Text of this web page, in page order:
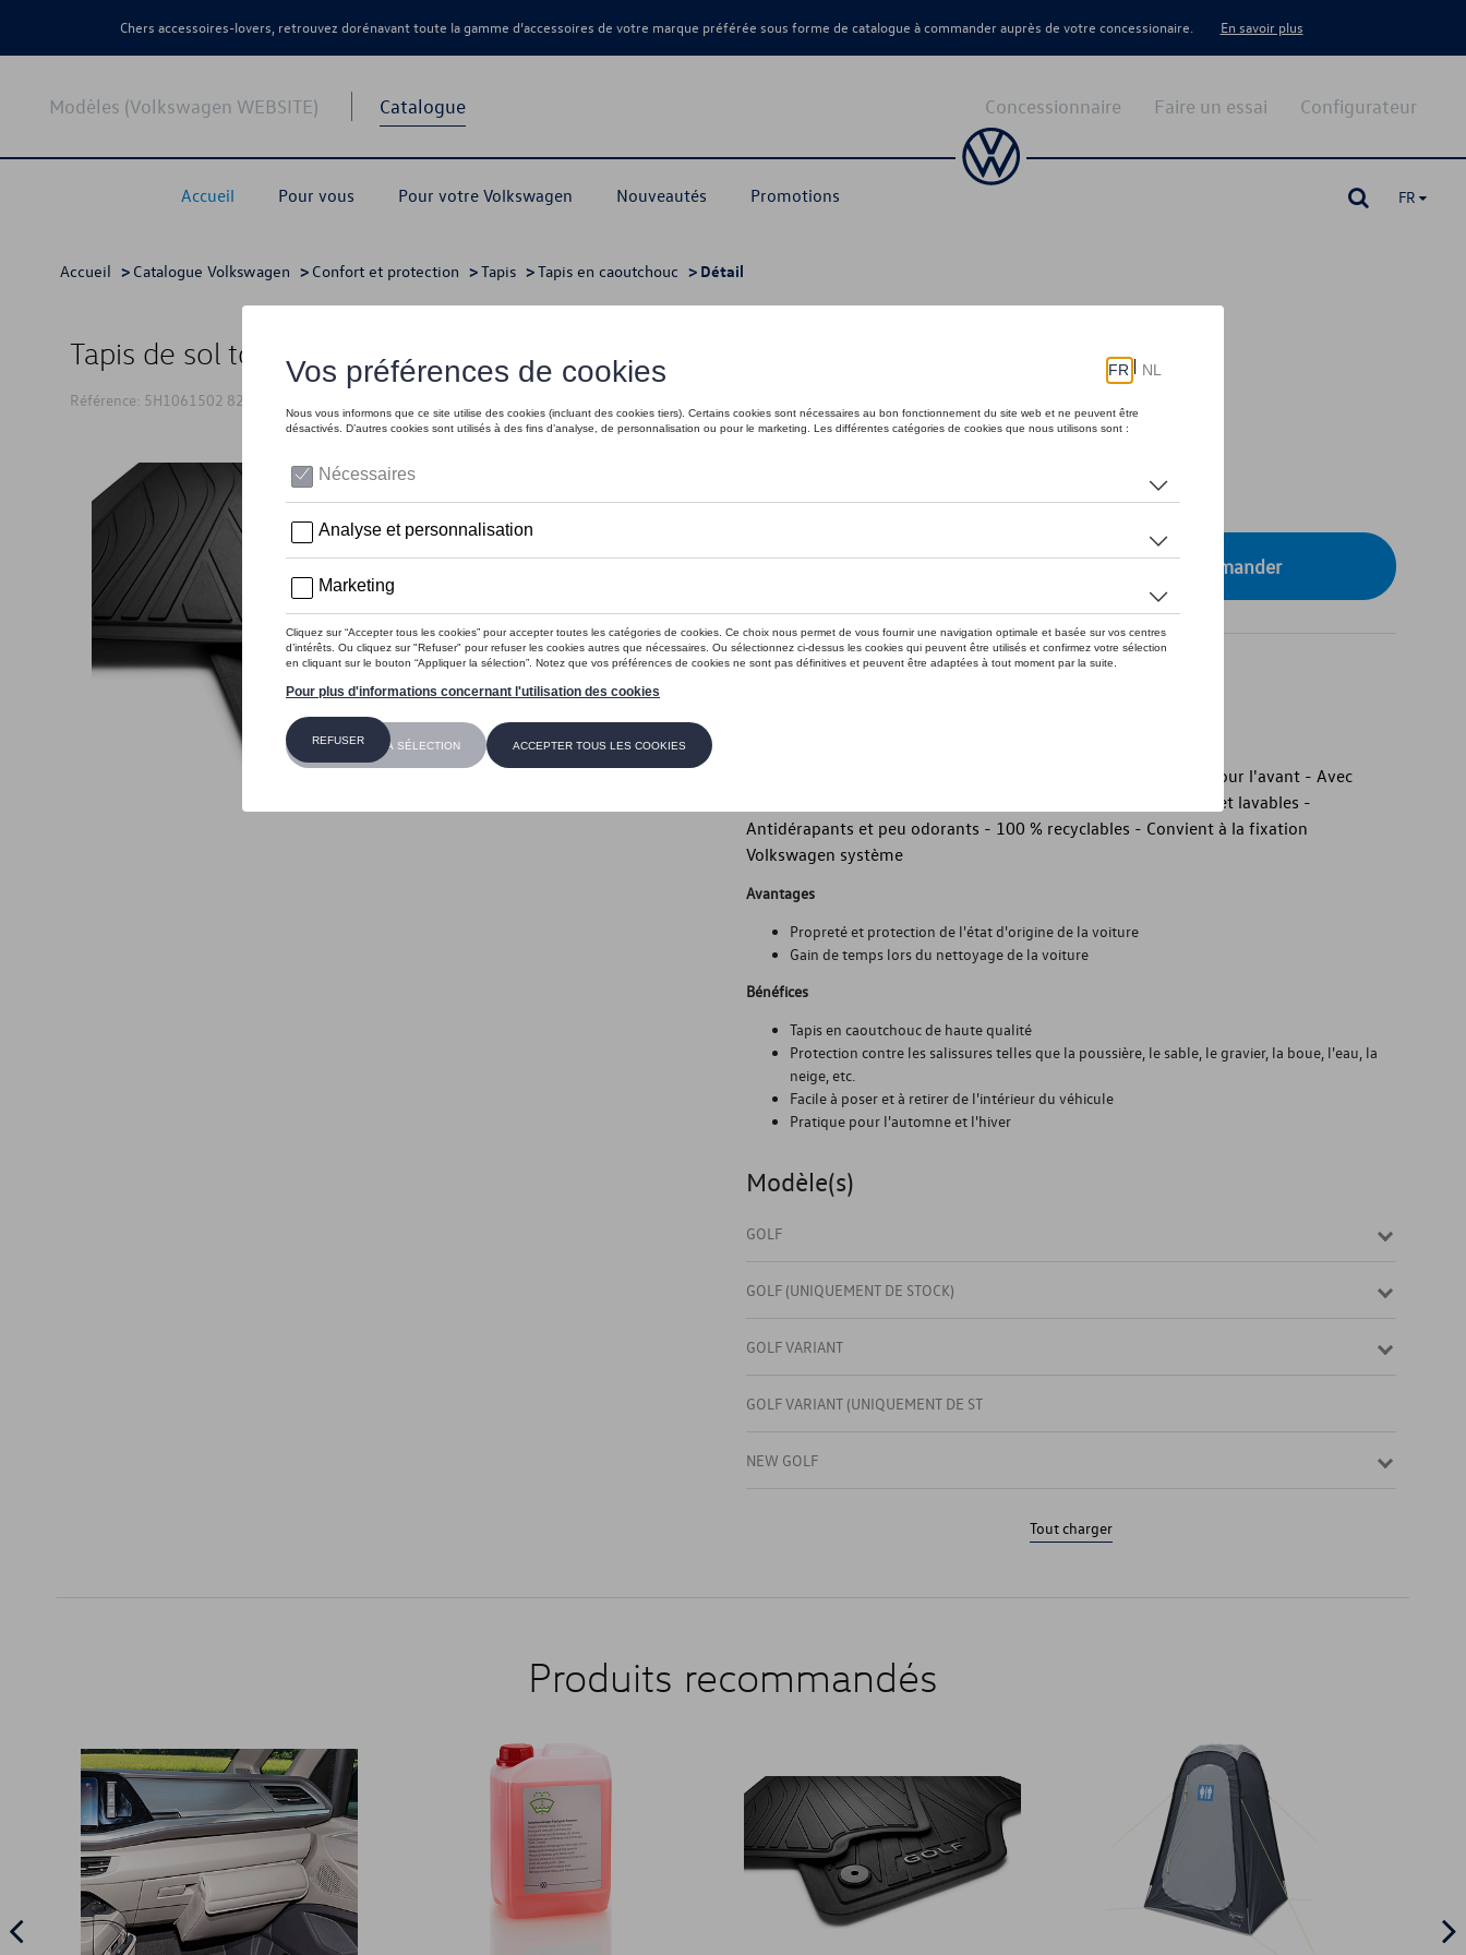
Chers accessoires-lovers, retrouvez dorénavant toute la gamme d’accessoires de votre marque préférée sous forme de catalogue à commander auprès de votre concessionaire. En savoir plus
Modèles (Volkswagen WEBSITE) Catalogue
Accueil Pour vous Pour votre Volkswagen Nouveautés Promotions
Configurateur
Faire un essai
Concessionnaire
FR
Accueil > Catalogue Volkswagen > Confort et protection >Tapis >Tapis en caoutchouc > Détail
Tapis de sol toutes saisons, Avant, pas pour hybride léger, noir titane
Référence: 5H1061502 82V
Moins de 5 pcs disponibles.
Contactez votre concessionnaire pour commander
Introduction
- Tapis de sol toutes saisons Volkswagen d'origine - Jeu de 2 pour l'avant - Avec
inscription sur le véhicule - Sur mesure et durables - Durables et lavables -
Antidérapants et peu odorants - 100 % recyclables - Convient à la fixation
Volkswagen système
Avantages
Propreté et protection de l'état d'origine de la voiture
Gain de temps lors du nettoyage de la voiture
Bénéfices
Tapis en caoutchouc de haute qualité
Protection contre les salissures telles que la poussière, le sable, le gravier, la boue, l'eau, la
neige, etc.
Facile à poser et à retirer de l'intérieur du véhicule
Pratique pour l'automne et l'hiver
Modèle(s)
GOLF
GOLF (UNIQUEMENT DE STOCK)
GOLF VARIANT
GOLF VARIANT (UNIQUEMENT DE ST
NEW GOLF
Tout charger
Produits recommandés